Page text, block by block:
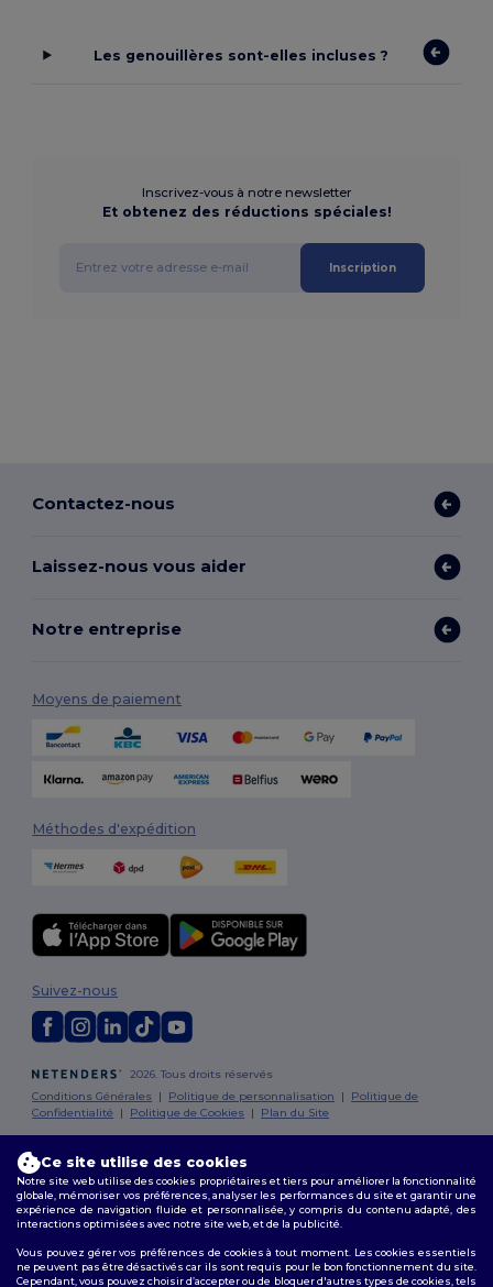
Les genouillères sont-elles incluses ?
Inscrivez-vous à notre newsletter
Et obtenez des réductions spéciales!
Inscription
Contactez-nous
Laissez-nous vous aider
Notre entreprise
Moyens de paiement
Méthodes d'expédition
2026. Tous droits réservés
Conditions Générales | Politique de personnalisation | Politique de
Confidentialité | Politique de Cookies | Plan du Site
Suivez-nous
Bruxelles|Anvers | Mortsel|Malines
Herentals |Hoogstraten|Bruges
Ce site utilise des cookies
Notre site web utilise des cookies propriétaires et tiers pour améliorer la fonctionnalité
globale, mémoriser vos préférences, analyser les performances du site et garantir une
expérience de navigation fluide et personnalisée, y compris du contenu adapté, des
interactions optimisées avec notre site web, et de la publicité.
Vous pouvez gérer vos préférences de cookies à tout moment. Les cookies essentiels
ne peuvent pas être désactivés car ils sont requis pour le bon fonctionnement du site.
Cependant, vous pouvez choisir d’accepter ou de bloquer d'autres types de cookies, tels